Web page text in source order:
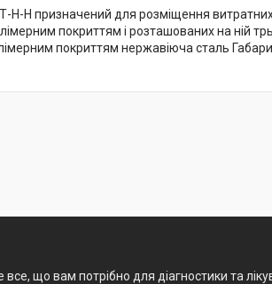
Н призначений для розміщення витратних
покриттям і розташованих на ній
покриттям нержавіюча сталь
що вам потрібно для діагностики та